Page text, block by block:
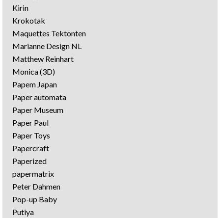
Kirin
Krokotak
Maquettes Tektonten
Marianne Design NL
Matthew Reinhart
Monica (3D)
Papem Japan
Paper automata
Paper Museum
Paper Paul
Paper Toys
Papercraft
Paperized
papermatrix
Peter Dahmen
Pop-up Baby
Putiya